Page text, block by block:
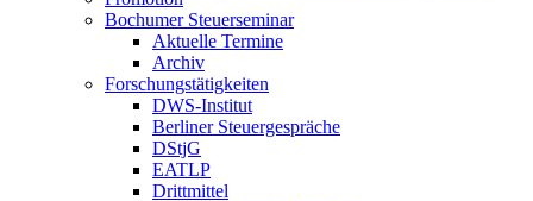
Bochumer Steuerseminar
Aktuelle Termine
Archiv
Forschungstätigkeiten
DWS-Institut
Berliner Steuergespräche
DStjG
EATLP
Drittmittel